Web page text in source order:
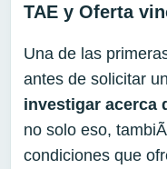
TAE y Oferta
Una de las
antes de solicitar
investigar acerca
no solo eso,
condiciones que